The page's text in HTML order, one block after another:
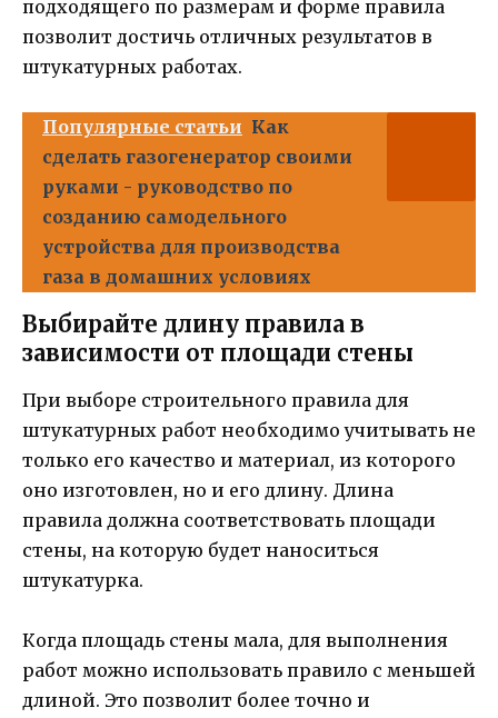
подходящего по размерам и форме правила
позволит достичь отличных результатов в
штукатурных работах.
Популярные статьи Как
сделать газогенератор своими
руками - руководство по
созданию самодельного
устройства для производства
газа в домашних условиях
Выбирайте длину правила в
зависимости от площади стены
При выборе строительного правила для
штукатурных работ необходимо учитывать не
только его качество и материал, из которого
оно изготовлен, но и его длину. Длина
правила должна соответствовать площади
стены, на которую будет наноситься
штукатурка.
Когда площадь стены мала, для выполнения
работ можно использовать правило с меньшей
длиной. Это позволит более точно и